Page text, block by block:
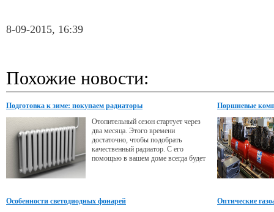
8-09-2015, 16:39
Похожие новости:
Подготовка к зиме: покупаем радиаторы
Отопительный сезон стартует через
два месяца. Этого времени
достаточно, чтобы подобрать
качественный радиатор. С его
помощью в вашем доме всегда будет
Поршневые
Особенности светодиодных фонарей
Оптические